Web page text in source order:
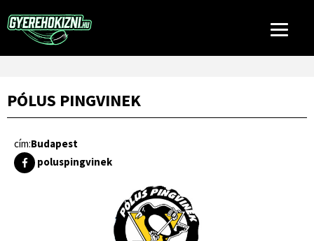
PÓLUS PINGVINEK
cím:Budapest
poluspingvinek